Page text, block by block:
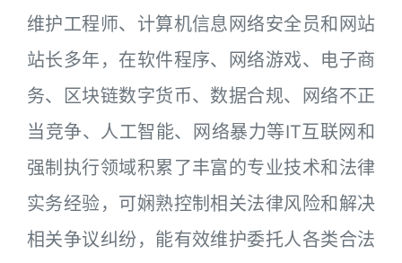
维护工程师、计算机信息网络安全员和网站
站长多年，在软件程序、网络游戏、电子商
务、区块链数字货币、数据合规、网络不正
当竞争、人工智能、网络暴力等IT互联网和
强制执行领域积累了丰富的专业技术和法律
实务经验，可娴熟控制相关法律风险和解决
相关争议纠纷，能有效维护委托人各类合法